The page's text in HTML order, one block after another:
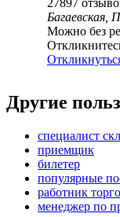
27897
Багаевская,
Можно без
Другие
специалист
приемщик
билетер
популярные
работник
менеджер по